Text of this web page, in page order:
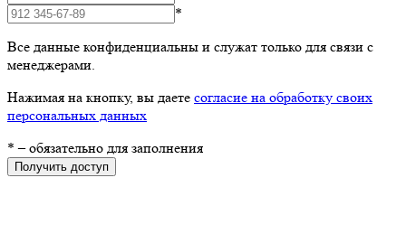
*
Все данные конфиденциальны и служат только для связи с
менеджерами.
Нажимая на кнопку, вы даете согласие на обработку своих
персональных данных
* – обязательно для заполнения
Получить доступ